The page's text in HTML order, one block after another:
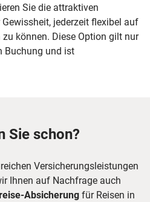
Sie die attraktiven
jederzeit flexibel auf
können. Diese Option gilt nur
Buchung und ist
Sie schon?
Versicherungsleistungen
Ihnen auf Nachfrage auch
Absicherung für Reisen in